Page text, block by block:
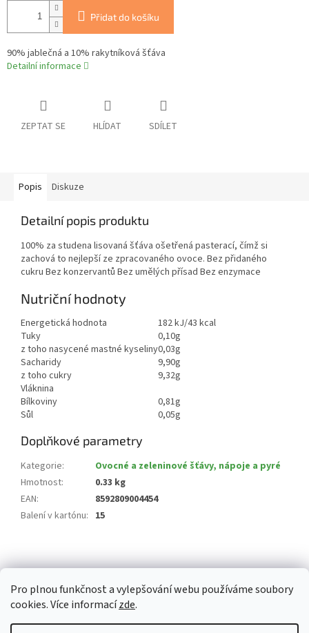
Pro plnou funkčnost a vylepšování webu používáme soubory
cookies. Více informacízde.
Přidat do košíku
90% jablečná a 10% rakytníková šťáva
Detailní informace
ZEPTAT SE HLÍDAT SDÍLET
Popis Diskuze
Detailní popis produktu
100% za studena lisovaná šťáva ošetřená pasterací, čímž si
zachová to nejlepší ze zpracovaného ovoce. Bez přidaného
cukru Bez konzervantů Bez umělých přísad Bez enzymace
Nutriční hodnoty
Energetická hodnota
182 kJ/43 kcal
Tuky
0,10g
z toho nasycené mastné kyseliny0,03g
Sacharidy
9,90g
z toho cukry
9,32g
Vláknina
Bílkoviny
0,81g
Sůl
0,05g
Doplňkové parametry
Kategorie:
Ovocné a zeleninové šťávy, nápoje a pyré
Hmotnost:
0.33 kg
EAN:
8592809004454
Balení v kartónu: 15
á